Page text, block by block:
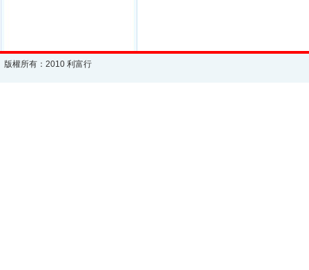
版權所有：2010 利富行